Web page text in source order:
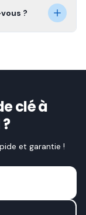
?
clé à
et garantie !